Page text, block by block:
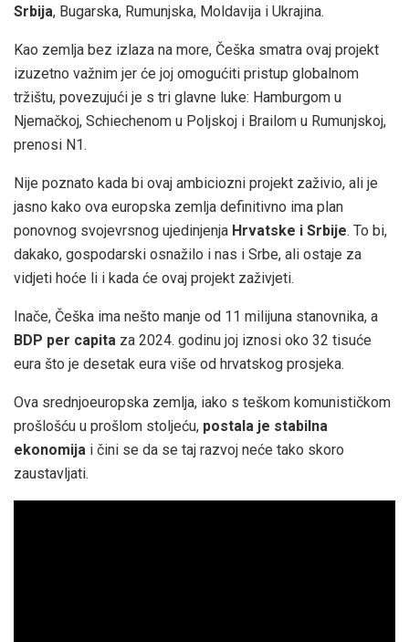
Srbija, Bugarska, Rumunjska, Moldavija i Ukrajina.
Kao zemlja bez izlaza na more, Češka smatra ovaj projekt
izuzetno važnim jer će joj omogućiti pristup globalnom
tržištu, povezujući je s tri glavne luke: Hamburgom u
Njemačkoj, Schiechenom u Poljskoj i Brailom u Rumunjskoj,
prenosi N1.
Nije poznato kada bi ovaj ambiciozni projekt zaživio, ali je
jasno kako ova europska zemlja definitivno ima plan
ponovnog svojevrsnog ujedinjenja Hrvatske i Srbije. To bi,
dakako, gospodarski osnažilo i nas i Srbe, ali ostaje za
vidjeti hoće li i kada će ovaj projekt zaživjeti.
Inače, Češka ima nešto manje od 11 milijuna stanovnika, a
BDP per capita za 2024. godinu joj iznosi oko 32 tisuće
eura što je desetak eura više od hrvatskog prosjeka.
Ova srednjoeuropska zemlja, iako s teškom komunističkom
prošlošću u prošlom stoljeću, postala je stabilna
ekonomija i čini se da se taj razvoj neće tako skoro
zaustavljati.